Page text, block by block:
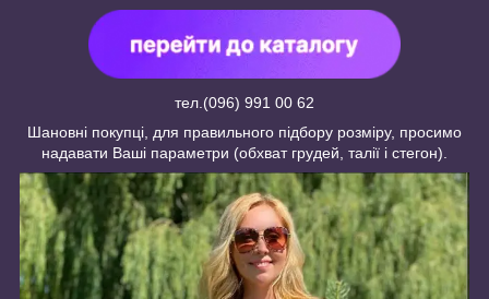
тел.(096) 991 00 62
Шановні покупці, для правильного підбору розміру, просимо
надавати Ваші параметри (обхват грудей, талії і стегон).